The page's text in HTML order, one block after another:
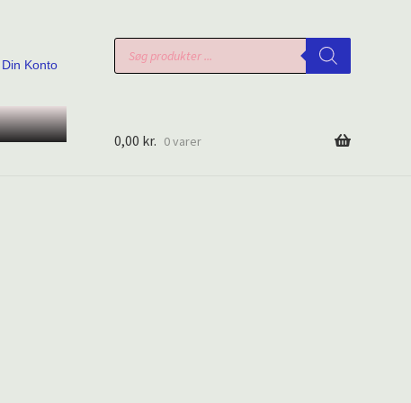
Din Konto
Products
search
0,00 kr. 0 varer